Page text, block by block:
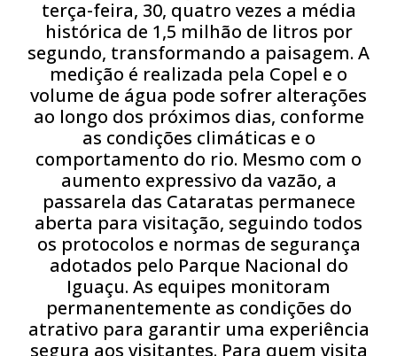
terça-feira, 30, quatro vezes a média
histórica de 1,5 milhão de litros por
segundo, transformando a paisagem. A
medição é realizada pela Copel e o
volume de água pode sofrer alterações
ao longo dos próximos dias, conforme
as condições climáticas e o
comportamento do rio. Mesmo com o
aumento expressivo da vazão, a
passarela das Cataratas permanece
aberta para visitação, seguindo todos
os protocolos e normas de segurança
adotados pelo Parque Nacional do
Iguaçu. As equipes monitoram
permanentemente as condições do
atrativo para garantir uma experiência
segura aos visitantes. Para quem visita